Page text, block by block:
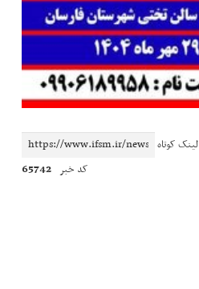
لینک کوتاه
کد خبر 65742